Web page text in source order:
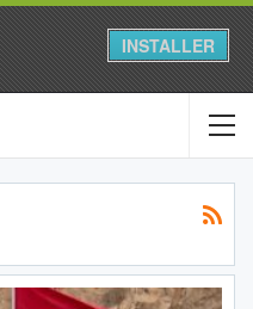
INSTALLER